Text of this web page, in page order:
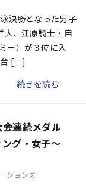
決勝となった男子
大、江原騎士・自
ー）が３位に入
台 […]
続きを読む
会連続メダル
グ・女子～
ションズ